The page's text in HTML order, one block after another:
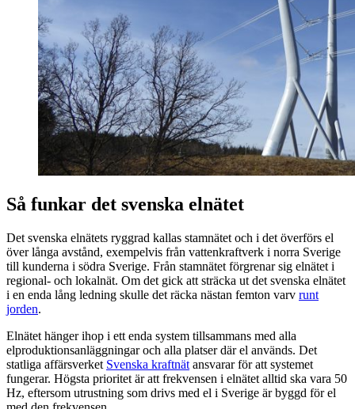
Så funkar det svenska elnätet
Det svenska elnätets ryggrad kallas stamnätet och i det överförs el
över långa avstånd, exempelvis från vattenkraftverk i norra Sverige
till kunderna i södra Sverige. Från stamnätet förgrenar sig elnätet i
regional- och lokalnät. Om det gick att sträcka ut det svenska elnätet
i en enda lång ledning skulle det räcka nästan femton varv runt
jorden.
Elnätet hänger ihop i ett enda system tillsammans med alla
elproduktionsanläggningar och alla platser där el används. Det
statliga affärsverket Svenska kraftnät ansvarar för att systemet
fungerar. Högsta prioritet är att frekvensen i elnätet alltid ska vara 50
Hz, eftersom utrustning som drivs med el i Sverige är byggd för el